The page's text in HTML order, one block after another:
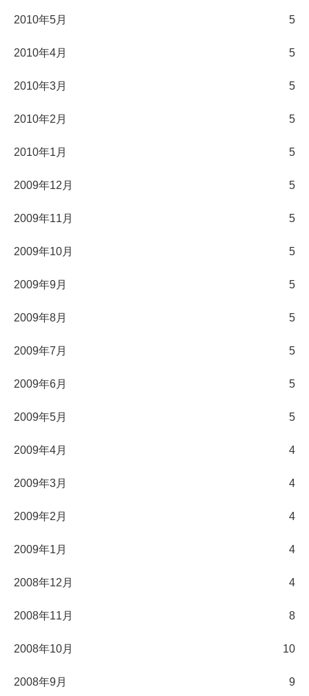
2010年5月 5
2010年4月 5
2010年3月 5
2010年2月 5
2010年1月 5
2009年12月 5
2009年11月 5
2009年10月 5
2009年9月 5
2009年8月 5
2009年7月 5
2009年6月 5
2009年5月 5
2009年4月 4
2009年3月 4
2009年2月 4
2009年1月 4
2008年12月 4
2008年11月 8
2008年10月 10
2008年9月 9